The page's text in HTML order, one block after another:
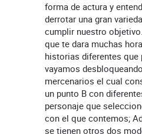
forma de actura y
derrotar una gran
cumplir nuestro
que te dara muchas
historias diferentes
vayamos
mercenarios el cual
un punto B con
personaje que
con el que contemos;
se tienen otros dos